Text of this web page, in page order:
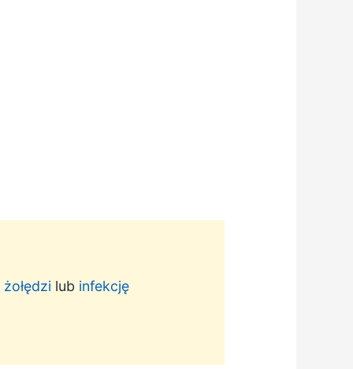
żołędzi lub infekcję